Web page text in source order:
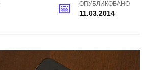
ОПУБЛИКОВАНО
11.03.2014